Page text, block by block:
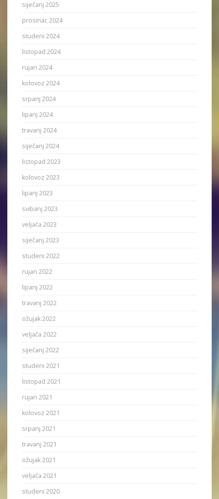
siječanj 2025
prosinac 2024
studeni 2024
listopad 2024
rujan 2024
kolovoz 2024
srpanj 2024
lipanj 2024
travanj 2024
siječanj 2024
listopad 2023
kolovoz 2023
lipanj 2023
svibanj 2023
veljača 2023
siječanj 2023
studeni 2022
rujan 2022
lipanj 2022
travanj 2022
ožujak 2022
veljača 2022
siječanj 2022
studeni 2021
listopad 2021
rujan 2021
kolovoz 2021
srpanj 2021
travanj 2021
ožujak 2021
veljača 2021
studeni 2020